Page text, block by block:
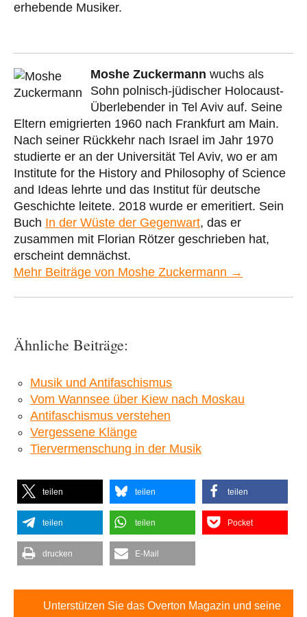
erhebende Musiker.
Moshe Zuckermann wuchs als
Sohn polnisch-jüdischer Holocaust-
Überlebender in Tel Aviv auf. Seine
Eltern emigrierten 1960 nach Frankfurt am Main.
Nach seiner Rückkehr nach Israel im Jahr 1970
studierte er an der Universität Tel Aviv, wo er am
Institute for the History and Philosophy of Science
and Ideas lehrte und das Institut für deutsche
Geschichte leitete. 2018 wurde er emeritiert. Sein
Buch In der Wüste der Gegenwart, das er
zusammen mit Florian Rötzer geschrieben hat,
erscheint demnächst.
Mehr Beiträge von Moshe Zuckermann →
Ähnliche Beiträge:
Musik und Antifaschismus
Vom Wannsee über Kiew nach Moskau
Antifaschismus verstehen
Vergessene Klänge
Tiervermenschung in der Musik
teilen teilen teilen
teilen teilen Pocket
drucken E-Mail
Unterstützen Sie das Overton Magazin und seine